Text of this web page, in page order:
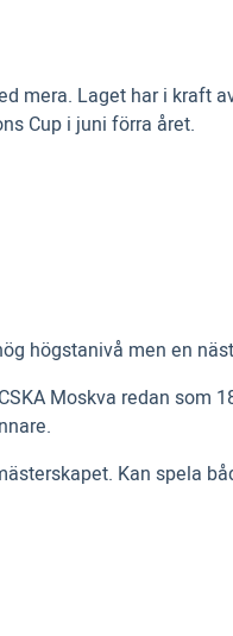
mera. Laget har i kraft
Cup i juni förra året.
högstanivå men en
Moskva redan som
Kan spela